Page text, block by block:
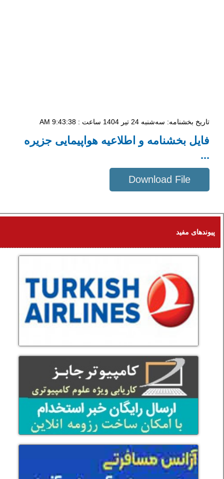
تاریخ بخشنامه: سه‌شنبه 24 تیر 1404 ساعت : 9:43:38 AM
فایل بخشنامه و اطلاعیه هواپیمایی جزیره
...
Download File
پیوندهای مفید